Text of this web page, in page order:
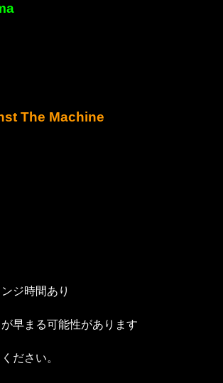
The Machine
ジ時間あり
早まる可能性があります
ださい。